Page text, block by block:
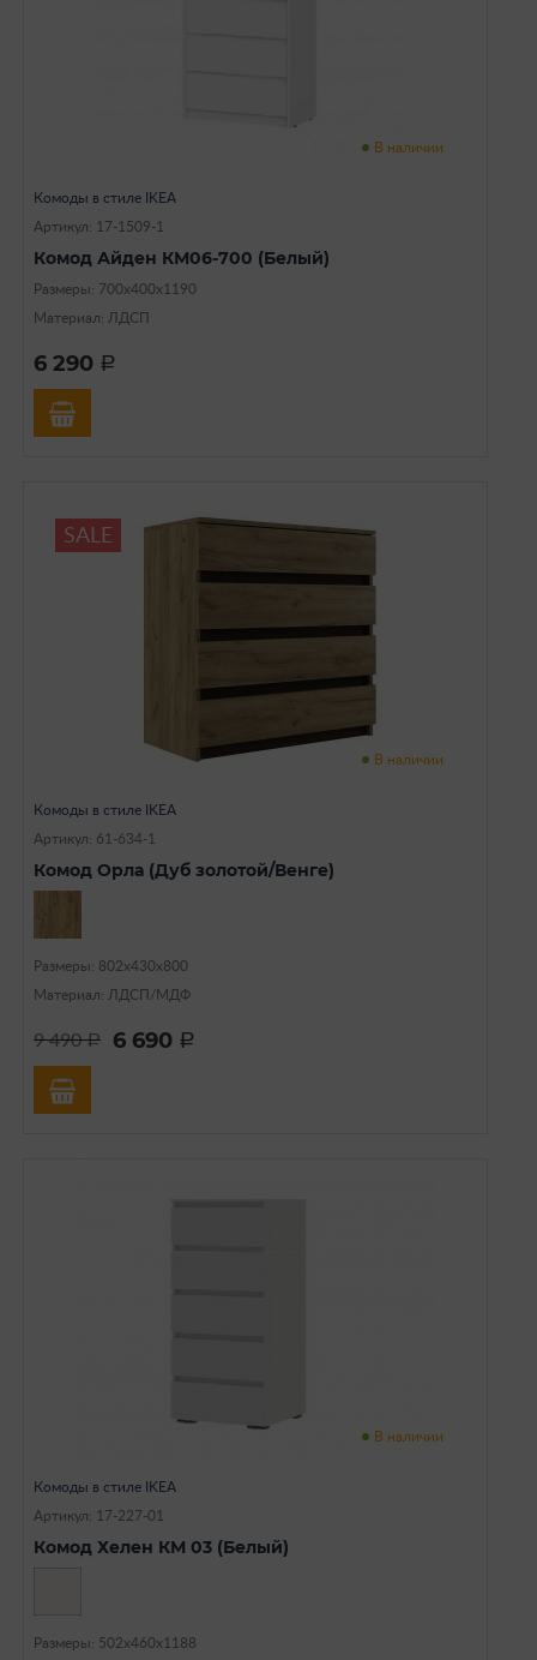
В наличии
Комоды в стиле IKEA
Артикул: 17-1509-1
Комод Айден КМ06-700 (Белый)
Размеры: 700х400х1190
Материал: ЛДСП
6 290 a
SALE
В наличии
Комоды в стиле IKEA
Артикул: 61-634-1
Комод Орла (Дуб золотой/Венге)
Размеры: 802х430х800
Материал: ЛДСП/МДФ
9 490a 6 690 a
В наличии
Комоды в стиле IKEA
Артикул: 17-227-01
Комод Хелен КМ 03 (Белый)
Размеры: 502х460х1188